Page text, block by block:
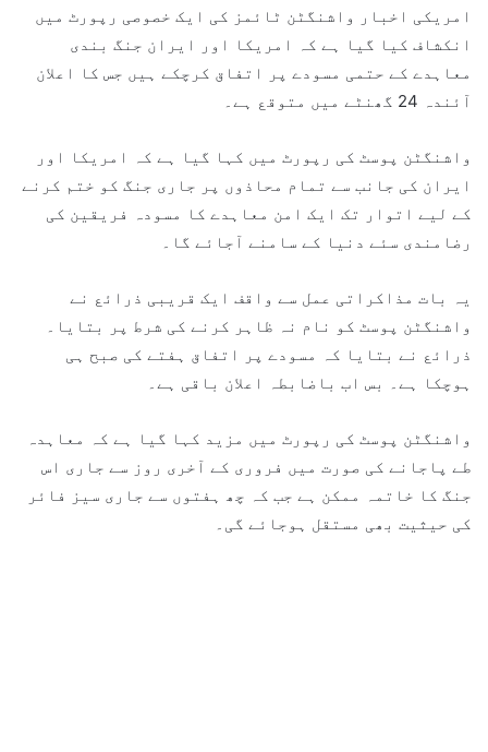
امریکی اخبار واشنگٹن ٹائمز کی ایک خصوصی رپورٹ میں
انکشاف کیا گیا ہے کہ امریکا اور ایران جنگ بندی
معاہدے کے حتمی مسودے پر اتفاق کرچکے ہیں جس کا اعلان
آئندہ 24 گھنٹے میں متوقع ہے۔
واشنگٹن پوسٹ کی رپورٹ میں کہا گیا ہے کہ امریکا اور
ایران کی جانب سے تمام محاذوں پر جاری جنگ کو ختم کرنے
کے لیے اتوار تک ایک امن معاہدے کا مسودہ فریقین کی
رضامندی سئے دنیا کے سامنے آجائے گا۔
یہ بات مذاکراتی عمل سے واقف ایک قریبی ذرائع نے
واشنگٹن پوسٹ کو نام نہ ظاہر کرنے کی شرط پر بتایا۔
ذرائع نے بتایا کہ مسودے پر اتفاق ہفتے کی صبح ہی
ہوچکا ہے۔ بس اب باضابطہ اعلان باقی ہے۔
واشنگٹن پوسٹ کی رپورٹ میں مزید کہا گیا ہے کہ معاہدہ
طے پاجانے کی صورت میں فروری کے آخری روز سے جاری اس
جنگ کا خاتمہ ممکن ہے جب کہ چھ ہفتوں سے جاری سیز فائر
کی حیثیت بھی مستقل ہوجائے گی۔